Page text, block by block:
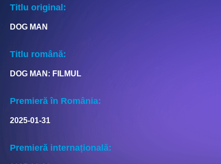
Titlu original:
DOG MAN
Titlu română:
DOG MAN: FILMUL
Premieră în România:
2025-01-31
Premieră internațională: